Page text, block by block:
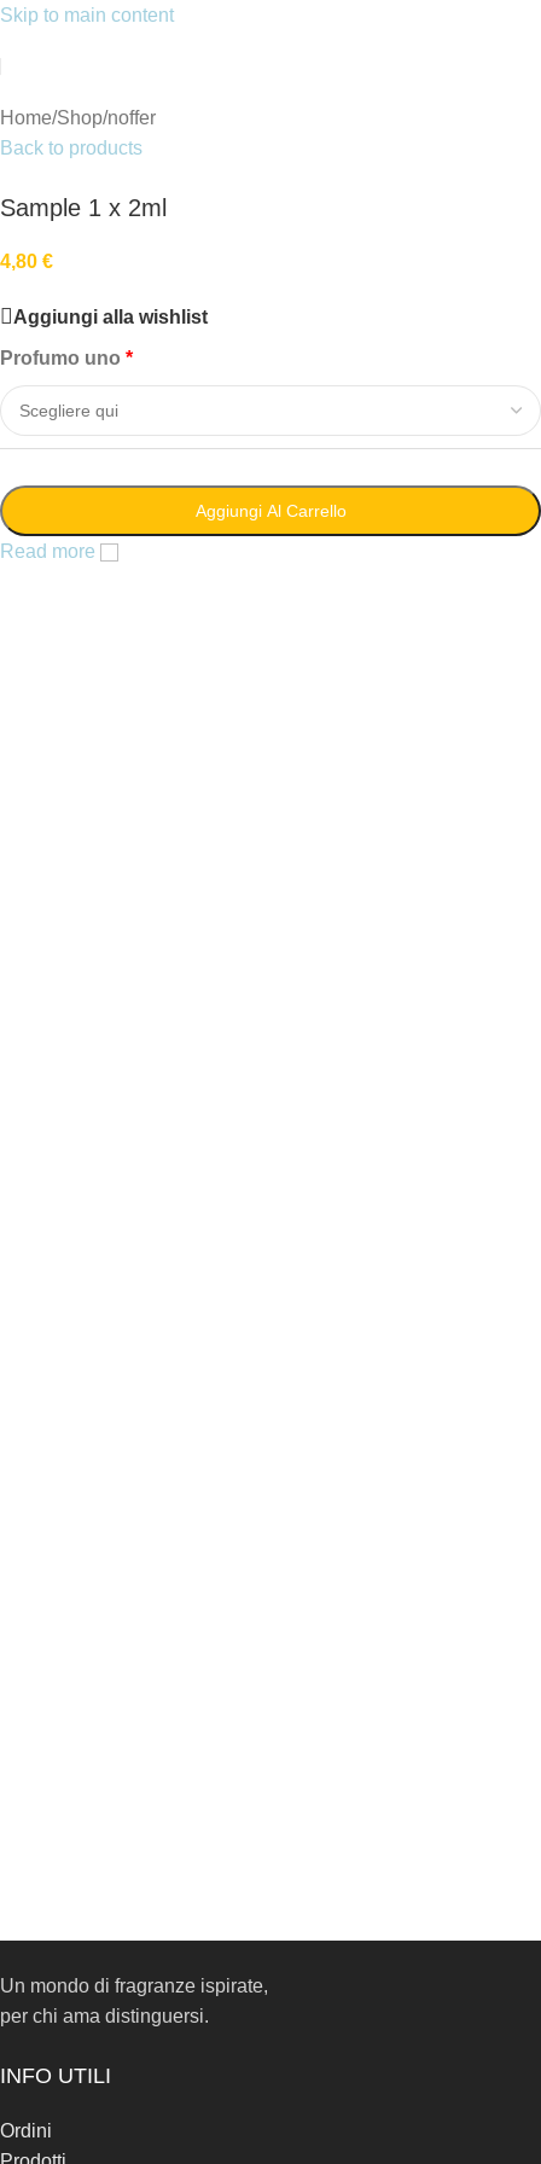
Skip to main content
Home/Shop/noffer
Back to products
Sample 1 x 2ml
4,80 €
Aggiungi alla wishlist
Profumo uno
Aggiungi Al Carrello
Read more
Un mondo di fragranze ispirate,
per chi ama distinguersi.
INFO UTILI
Ordini